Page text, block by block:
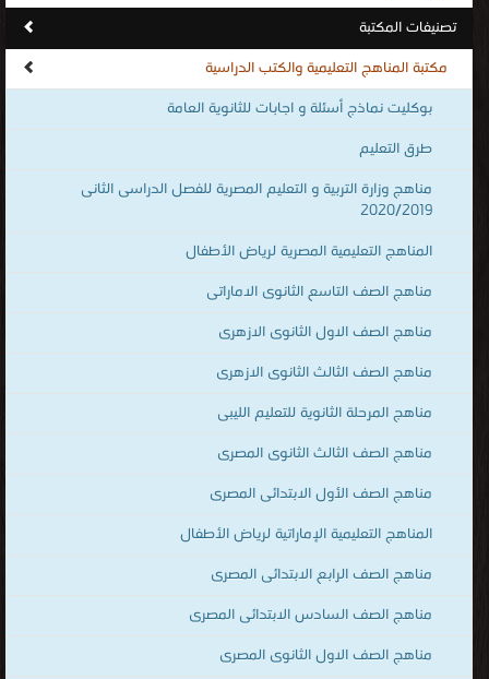
تصنيفات المكتبة
مكتبة المناهج التعليمية والكتب الدراسية
بوكليت نماذج أسئلة و اجابات للثانوية العامة
طرق التعليم
مناهج وزارة التربية و التعليم المصرية للفصل الدراسى الثانى
2020/2019
المناهج التعليمية المصرية لرياض الأطفال
مناهج الصف التاسع الثانوى الاماراتى
مناهج الصف الاول الثانوى الازهرى
مناهج الصف الثالث الثانوى الازهرى
مناهج المرحلة الثانوية للتعليم الليبى
مناهج الصف الثالث الثانوى المصرى
مناهج الصف الأول الابتدائى المصرى
المناهج التعليمية الإماراتية لرياض الأطفال
مناهج الصف الرابع الابتدائى المصرى
مناهج الصف السادس الابتدائى المصرى
مناهج الصف الاول الثانوى المصرى